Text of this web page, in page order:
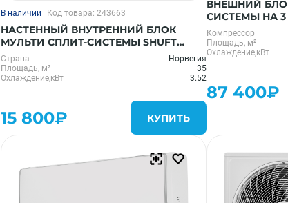
В наличии Код товара: 243663
НАСТЕННЫЙ ВНУТРЕННИЙ БЛОК
МУЛЬТИ СПЛИТ-СИСТЕМЫ SHUFT
SFMS/I-12 HB FMI/N8
Страна
Норвегия
Площадь, м²
35
Охлаждение,кВт
3.52
15 800₽ КУПИТЬ
ВНЕШНИЙ
СИСТЕМЫ НА 3
SFMO/I-27 FMI-
Компрессор
Площадь, м²
Охлаждение,кВт
87 400₽